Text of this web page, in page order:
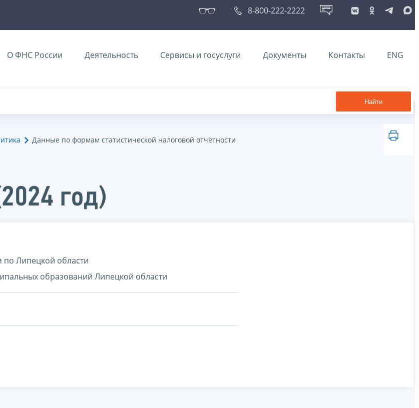
8-800-222-2222
О ФНС России Деятельность Сервисы и госуслуги Документы Контакты ENG
Найти
Данные по формам статистической налоговой отчётности
год)
по Липецкой области
образований Липецкой области